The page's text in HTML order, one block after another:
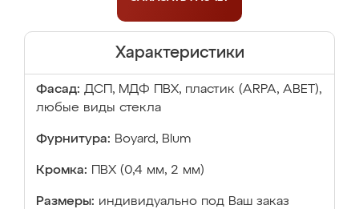
Характеристики
Фасад: ДСП, МДФ ПВХ, пластик (ARPA, ABET),
любые виды стекла
Фурнитура: Boyard, Blum
Кромка: ПВХ (0,4 мм, 2 мм)
Размеры: индивидуально под Ваш заказ